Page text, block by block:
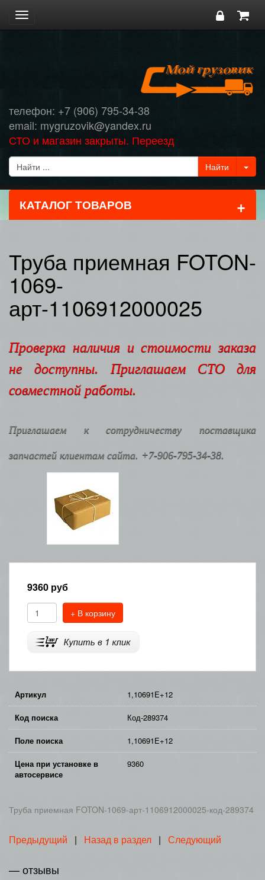
Toggle
navigation
телефон: +7 (906) 795-34-38
email: mygruzovik@yandex.ru
СТО и магазин закрыты. Переезд
КАТАЛОГ ТОВАРОВ +
Труба приемная FOTON-
1069-
арт-1106912000025
Проверка наличия и стоимости заказа
не доступны. Приглашаем СТО для
совместной работы.
Приглашаем к сотрудничеству поставщика
запчастей клиентам сайта. +7-906-795-34-38.
9360 руб
+ В корзину
Артикул 1,10691E+12
Код поиска Код-289374
Поле поиска 1,10691E+12
Цена при установке в
автосервисе
9360
Труба приемная FOTON-1069-арт-1106912000025-код-289374
Предыдущий | Назад в раздел | Следующий
— отзывы